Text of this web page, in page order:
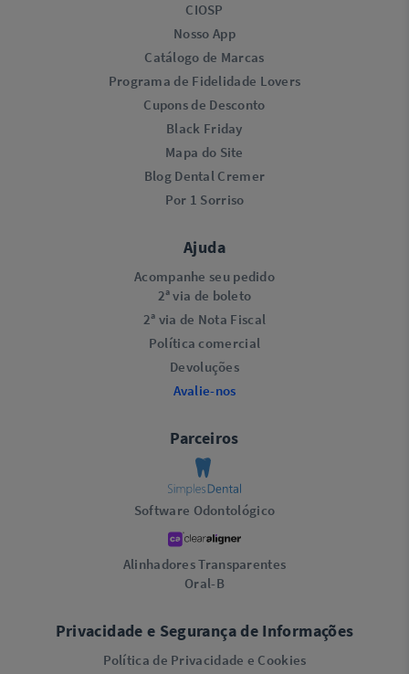
CIOSP
Nosso App
Catálogo de Marcas
Programa de Fidelidade Lovers​
Cupons de Desconto
Black Friday
Mapa do Site
Blog Dental Cremer
Por 1 Sorriso
Ajuda
Acompanhe seu pedido
2ª via de boleto
2ª via de Nota Fiscal
Política comercial
Devoluções
Avalie-nos
Parceiros
Software Odontológico
Alinhadores Transparentes
Oral-B
Privacidade e Segurança de Informações
Política de Privacidade e Cookies